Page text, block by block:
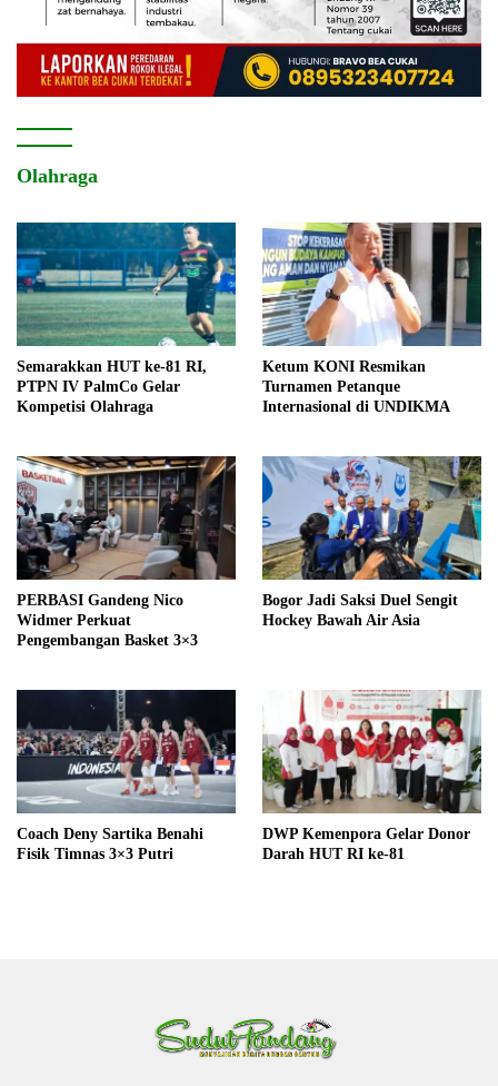
Olahraga
Semarakkan HUT ke-81 RI,
PTPN IV PalmCo Gelar
Kompetisi Olahraga
Ketum KONI Resmikan
Turnamen Petanque
Internasional di UNDIKMA
PERBASI Gandeng Nico
Widmer Perkuat
Pengembangan Basket 3×3
Bogor Jadi Saksi Duel Sengit
Hockey Bawah Air Asia
Coach Deny Sartika Benahi
Fisik Timnas 3×3 Putri
DWP Kemenpora Gelar Donor
Darah HUT RI ke-81